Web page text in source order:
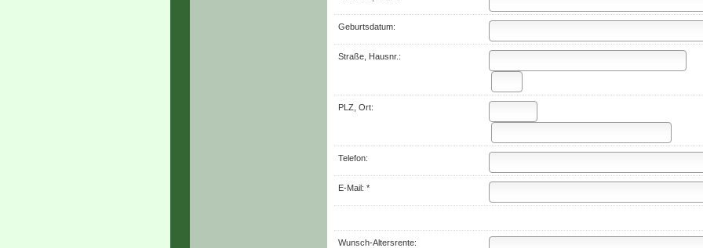
Geburts­datum:
Straße, Hausnr.:
PLZ, Ort:
Telefon:
E-Mail: *
Wunsch-Altersrente: